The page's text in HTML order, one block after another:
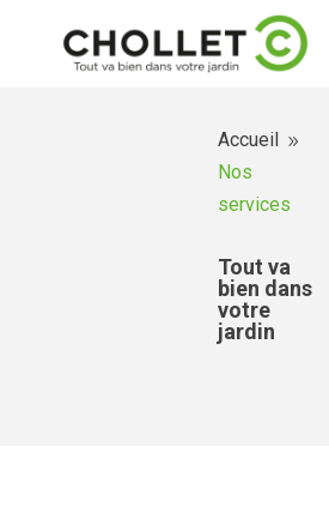
Accueil 9
Nos
services
Tout va
bien dans
votre
jardin